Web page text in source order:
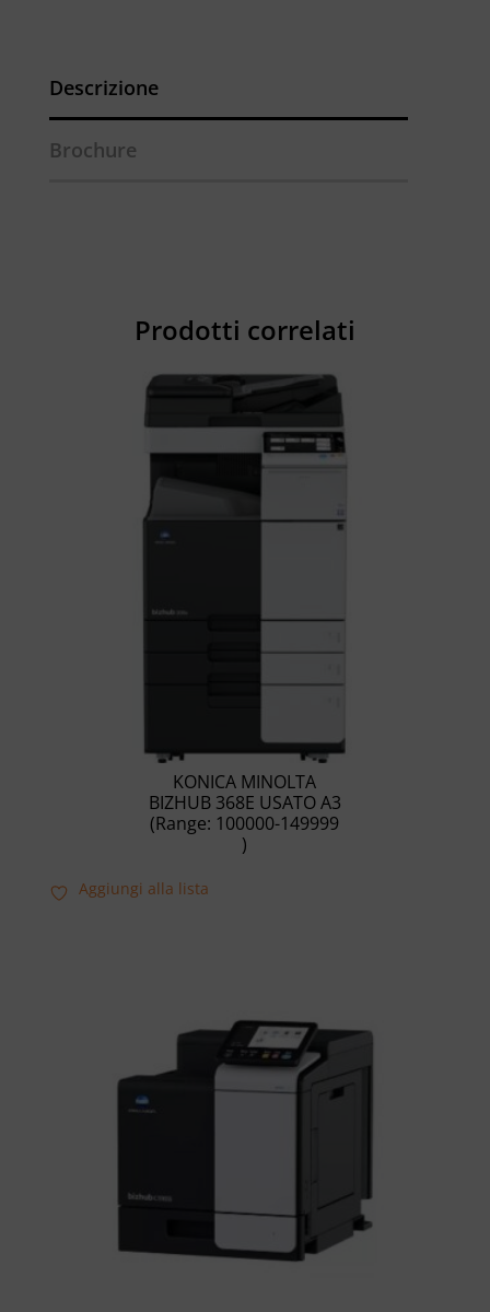
Descrizione
Brochure
Prodotti correlati
KONICA MINOLTA
BIZHUB 368E USATO A3
(Range: 100000-149999
)
Aggiungi alla lista